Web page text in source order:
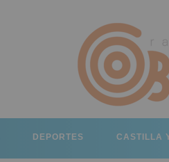
DEPORTES CASTILLA